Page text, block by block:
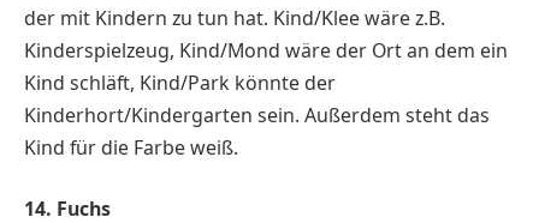
der mit Kindern zu tun hat. Kind/Klee wäre z.B.
Kinderspielzeug, Kind/Mond wäre der Ort an dem ein
Kind schläft, Kind/Park könnte der
Kinderhort/Kindergarten sein. Außerdem steht das
Kind für die Farbe weiß.
14. Fuchs